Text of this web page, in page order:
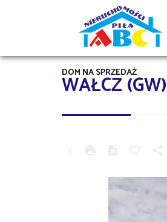
WAŁCZ
DOM NA SPRZEDAŻ